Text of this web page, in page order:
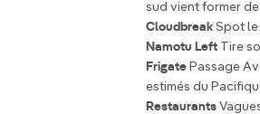
sud vient former
Cloudbreak Spot le
Namotu Left
Tire
Frigate Passage
estimés du
Restaurants